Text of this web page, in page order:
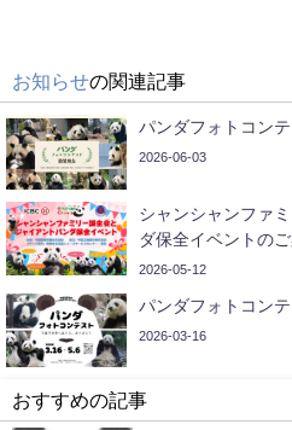
お知らせの関連記事
パンダフォトコン
2026-06-03
シャンシャンファ
ダ保全イベントの
2026-05-12
パンダフォトコン
2026-03-16
おすすめの記事